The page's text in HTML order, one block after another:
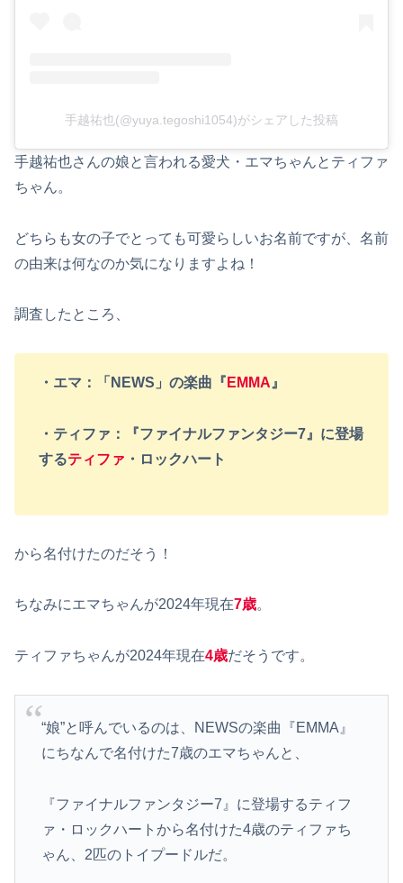
手越祐也(@yuya.tegoshi1054)がシェアした投稿
手越祐也さんの娘と言われる愛犬・エマちゃんとティファ
ちゃん。
どちらも女の子でとっても可愛らしいお名前ですが、名前
の由来は何なのか気になりますよね！
調査したところ、
・エマ：「NEWS」の楽曲『 EMMA 』
・ティファ：『ファイナルファンタジー7』に登場
するティファ ・ロックハート
から名付けたのだそう！
ちなみにエマちゃんが2024年現在7歳。
ティファちゃんが2024年現在4歳だそうです。
“娘”と呼んでいるのは、NEWSの楽曲『EMMA』
にちなんで名付けた7歳のエマちゃんと、
『ファイナルファンタジー7』に登場するティフ
ァ・ロックハートから名付けた4歳のティファち
ゃん、2匹のトイプードルだ。